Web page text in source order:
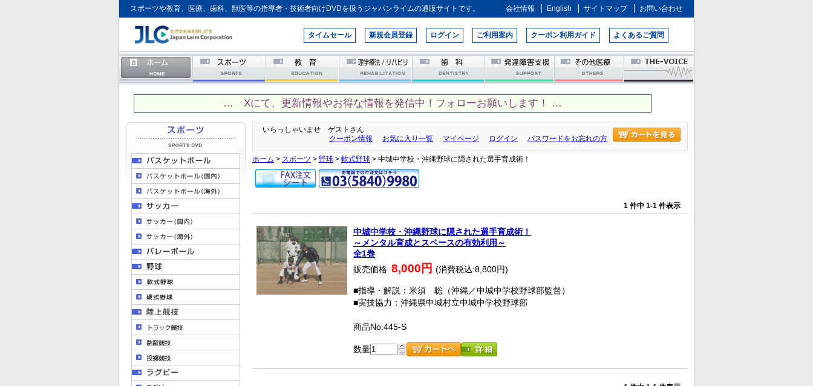
スポーツや教育、医療、歯科、獣医等の指導者・技術者向けDVDを扱うジャパンライムの通販サイトです。 会社情報 English サイトマップ お問い合わせ
タイムセール 新規会員登録 ログイン ご利用案内 クーポン利用ガイド よくあるご質問
… Xにて、更新情報やお得な情報を発信中！フォローお願いします！ …
いらっしゃいませ ゲストさん
クーポン情報
お気に入り一覧 マイページ ログイン パスワードをお忘れの方
ホーム > スポーツ > 野球 > 軟式野球 > 中城中学校・沖縄野球に隠された選手育成術！
1 件中 1-1 件表示
中城中学校・沖縄野球に隠された選手育成術！
～メンタル育成とスペースの有効利用～
全1巻
販売価格 8,000円 (消費税込:8,800円)
■指導・解説：米須 聡（沖縄／中城中学校野球部監督）
■実技協力：沖縄県中城村立中城中学校野球部
商品No.445-S
数量